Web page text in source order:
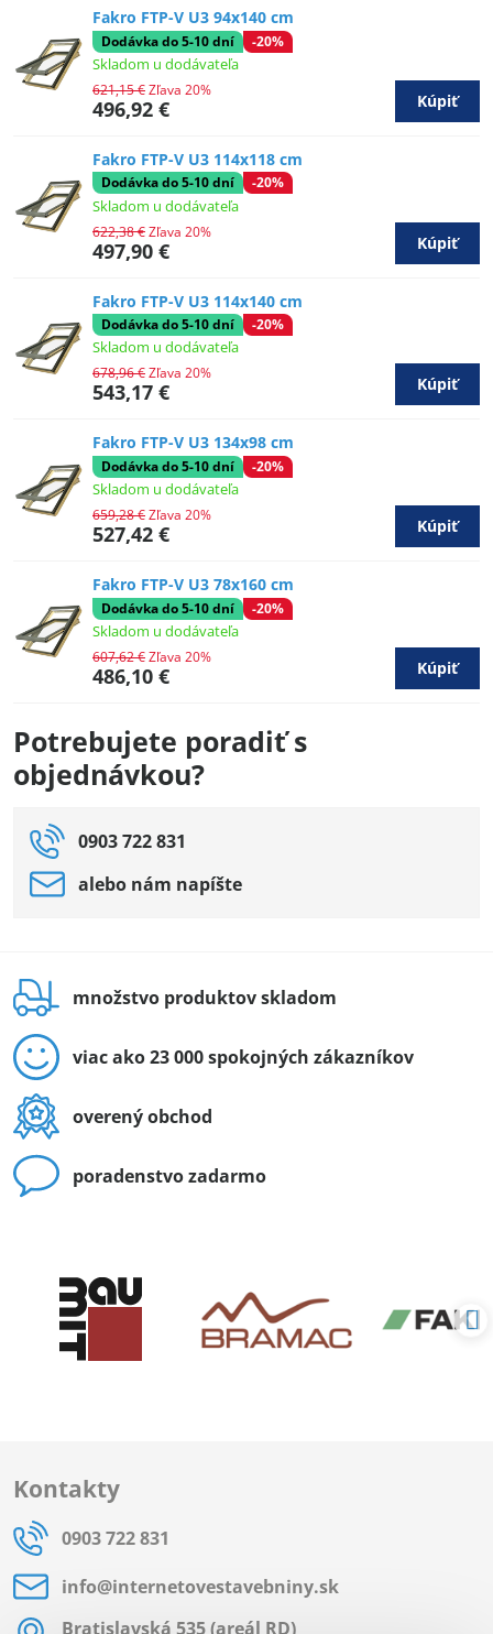
Fakro FTP-V U3 94x140 cm
Dodávka do 5-10 dní -20%
Skladom u dodávateľa
496,92 €
621,15 €Zľava 20%
Kúpiť
Fakro FTP-V U3 114x118 cm
Dodávka do 5-10 dní -20%
Skladom u dodávateľa
497,90 €
622,38 €Zľava 20%
Kúpiť
Fakro FTP-V U3 114x140 cm
Dodávka do 5-10 dní -20%
Skladom u dodávateľa
543,17 €
678,96 €Zľava 20%
Kúpiť
Fakro FTP-V U3 134x98 cm
Dodávka do 5-10 dní -20%
Skladom u dodávateľa
527,42 €
659,28 €Zľava 20%
Kúpiť
Fakro FTP-V U3 78x160 cm
Dodávka do 5-10 dní -20%
Skladom u dodávateľa
486,10 €
607,62 €Zľava 20%
Kúpiť
Potrebujete poradiť s
objednávkou?
0903 722 831
alebo nám napíšte
množstvo produktov skladom
viac ako 23 000 spokojných zákazníkov
overený obchod
poradenstvo zadarmo
Kontakty
0903 722 831
info​@internetovestavebniny​.sk
Bratislavská 535 (areál RD)